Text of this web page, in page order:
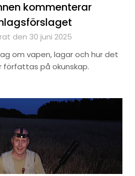
kommenterar
den 30 juni 2025
om vapen, lagar och hur det
författas på okunskap.